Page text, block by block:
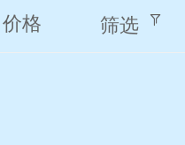
价格 筛选